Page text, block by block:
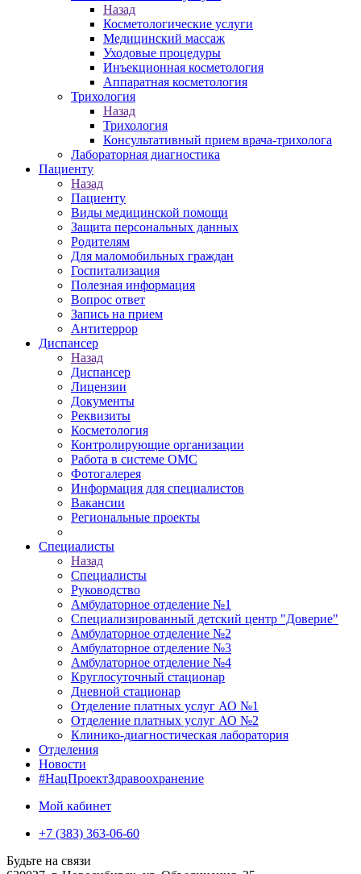
Назад
Косметологические услуги
Медицинский массаж
Уходовые процедуры
Инъекционная косметология
Аппаратная косметология
Трихология
Назад
Трихология
Консультативный прием врача-трихолога
Лабораторная диагностика
Пациенту
Назад
Пациенту
Виды медицинской помощи
Защита персональных данных
Родителям
Для маломобильных граждан
Госпитализация
Полезная информация
Вопрос ответ
Запись на прием
Антитеррор
Диспансер
Назад
Диспансер
Лицензии
Документы
Реквизиты
Косметология
Контролирующие организации
Работа в системе ОМС
Фотогалерея
Информация для специалистов
Вакансии
Региональные проекты
Специалисты
Назад
Специалисты
Руководство
Амбулаторное отделение №1
Специализированный детский центр "Доверие"
Амбулаторное отделение №2
Амбулаторное отделение №3
Амбулаторное отделение №4
Круглосуточный стационар
Дневной стационар
Отделение платных услуг АО №1
Отделение платных услуг АО №2
Клинико-диагностическая лаборатория
Отделения
Новости
#НацПроектЗдравоохранение
Мой кабинет
+7 (383) 363-06-60
Будьте на связи